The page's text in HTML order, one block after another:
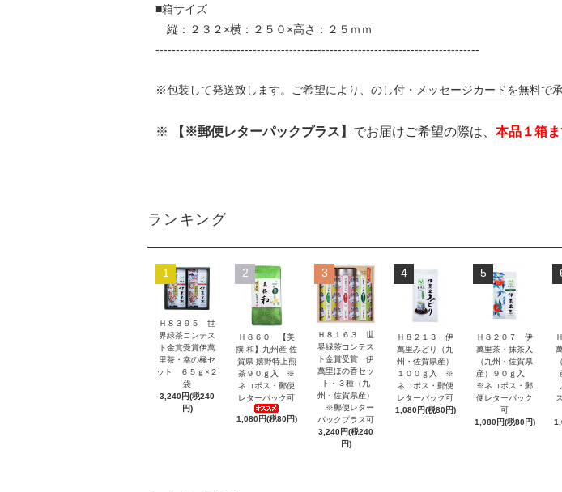
■箱サイズ
縦：２３２×横：２５０×高さ：２５ｍｍ
--------------------------------------------------------------------------------
※包装して発送致します。ご希望により、 のし付・メッセージカードを無料で
※ 【※郵便レターパックプラス】 でお届けご希望の際は、 本品１箱
ランキング
1
Ｈ８３９５ 世
界緑茶コンテス
ト金賞受賞伊萬
里茶・幸の極セ
ット ６５ｇ×２
袋
3,240円(税240
円)
2
Ｈ８６０ 【美
撰 和】九州産 佐
賀県 嬉野特上煎
茶９０ｇ入 ※
ネコポス・郵便
レターパック可
1,080円(税80円)
3
Ｈ８１６３ 世
界緑茶コンテス
ト金賞受賞 伊
萬里ほの香セッ
ト・３種（九
州・佐賀県産）
※郵便レター
パックプラス可
3,240円(税240
円)
4
Ｈ８２１３ 伊
萬里みどり（九
州・佐賀県産）
１００ｇ入 ※
ネコポス・郵便
レターパック可
1,080円(税80円)
5
Ｈ８２０７ 伊
萬里茶・抹茶入
（九州・佐賀県
産）９０ｇ入
※ネコポス・郵
便レターパック
可
1,080円(税80円)